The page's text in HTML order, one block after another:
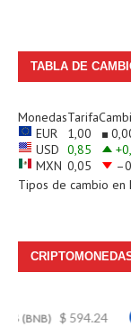
TABLA DE
MonedasTarifa
EUR
1,00
USD 0,85
MXN 0,05
Tipos de cambio en
$ 594.24